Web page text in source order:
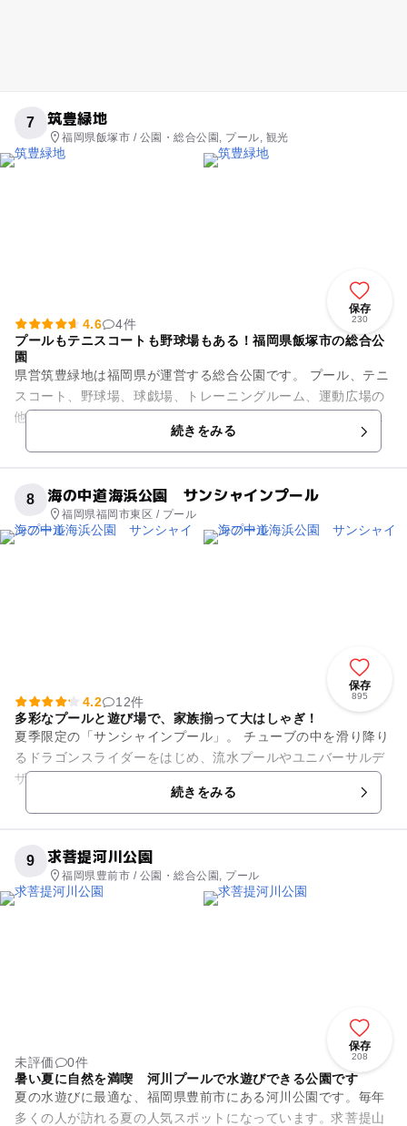
7 筑豊緑地
福岡県飯塚市 / 公園・総合公園, プール, 観光
保存
230
4.6
4件
プールもテニスコートも野球場もある！福岡県飯塚市の総合公
園
県営筑豊緑地は福岡県が運営する総合公園です。 プール、テニ
スコート、野球場、球戯場、トレーニングルーム、運動広場の
他にも、クライミングウォールや野外ステージ、草スキー場も
続きをみる
8 海の中道海浜公園 サンシャインプール
福岡県福岡市東区 / プール
保存
895
4.2
12件
多彩なプールと遊び場で、家族揃って大はしゃぎ！
夏季限定の「サンシャインプール」。 チューブの中を滑り降り
るドラゴンスライダーをはじめ、流水プールやユニバーサルデ
ザインのウォータージャングルなどユニークな6つのプールが
続きをみる
9 求菩提河川公園
福岡県豊前市 / 公園・総合公園, プール
保存
208
未評価
0件
暑い夏に自然を満喫 河川プールで水遊びできる公園です
夏の水遊びに最適な、福岡県豊前市にある河川公園です。毎年
多くの人が訪れる夏の人気スポットになっています。求菩提山